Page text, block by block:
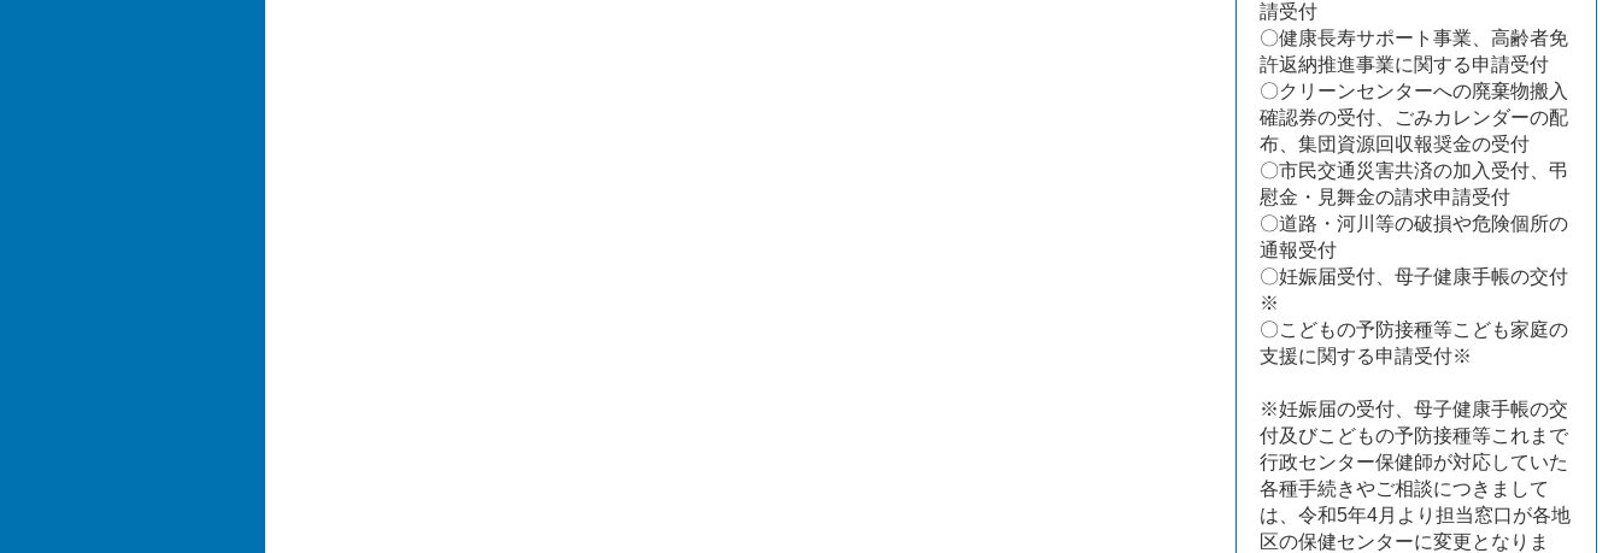
請受付
〇健康長寿サポート事業、高齢者免
許返納推進事業に関する申請受付
〇クリーンセンターへの廃棄物搬入
確認券の受付、ごみカレンダーの配
布、集団資源回収報奨金の受付
〇市民交通災害共済の加入受付、弔
慰金・見舞金の請求申請受付
〇道路・河川等の破損や危険個所の
通報受付
〇妊娠届受付、母子健康手帳の交付
※
〇こどもの予防接種等こども家庭の
支援に関する申請受付※
※妊娠届の受付、母子健康手帳の交
付及びこどもの予防接種等これまで
行政センター保健師が対応していた
各種手続きやご相談につきまして
は、令和5年4月より担当窓口が各地
区の保健センターに変更となりま